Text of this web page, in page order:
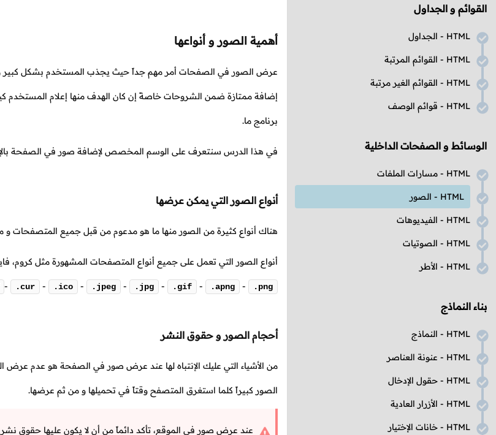
القوائم و الجداول
HTML - الجداول
HTML - القوائم المرتبة
HTML - القوائم الغير مرتبة
HTML - قوائم الوصف
الوسائط و الصفحات الداخلية
HTML - مسارات الملفات
HTML - الصور
HTML - الفيديوهات
HTML - الصوتيات
HTML - الأطر
بناء النماذج
HTML - النماذج
HTML - عنونة العناصر
HTML - حقول الإدخال
HTML - الأزرار العادية
HTML - خانات الإختيار
أهمية الصور و أنواعها
عرض الصور في الصفحات أمر مهم جداً حيث يجذب المستخدم بشكل كبير
إضافة ممتازة ضمن الشروحات خاصةً إن كان الهدف منها إعلام المستخدم
برنامج ما.
في هذا الدرس سنتعرف على الوسم المخصص لإضافة صور في الصفحة
أنواع الصور التي يمكن عرضها
هناك أنواع كثيرة من الصور منها ما هو مدعوم من قبل جميع المتصفحات
أنواع الصور التي تعمل على جميع أنواع المتصفحات المشهورة مثل كروم،
.png
-
.apng
-
.gif
-
.jpg
-
.jpeg
-
.ico
-
.cur
-
أحجام الصور و حقوق النشر
من الأشياء التي عليك الإنتباه لها عند عرض صور في الصفحة هو عدم عرض
الصور كبيراً كلما استغرق المتصفح وقتاً في تحميلها و من ثم عرضها.
عند عرض صور في الموقع، تأكد دائماً من أن لا يكون عليها حقوق